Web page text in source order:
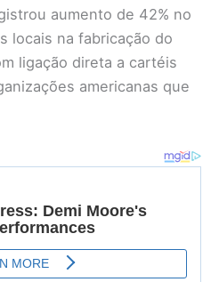
aumento de 42% no
locais na fabricação do
ligação direta a cartéis
americanas que